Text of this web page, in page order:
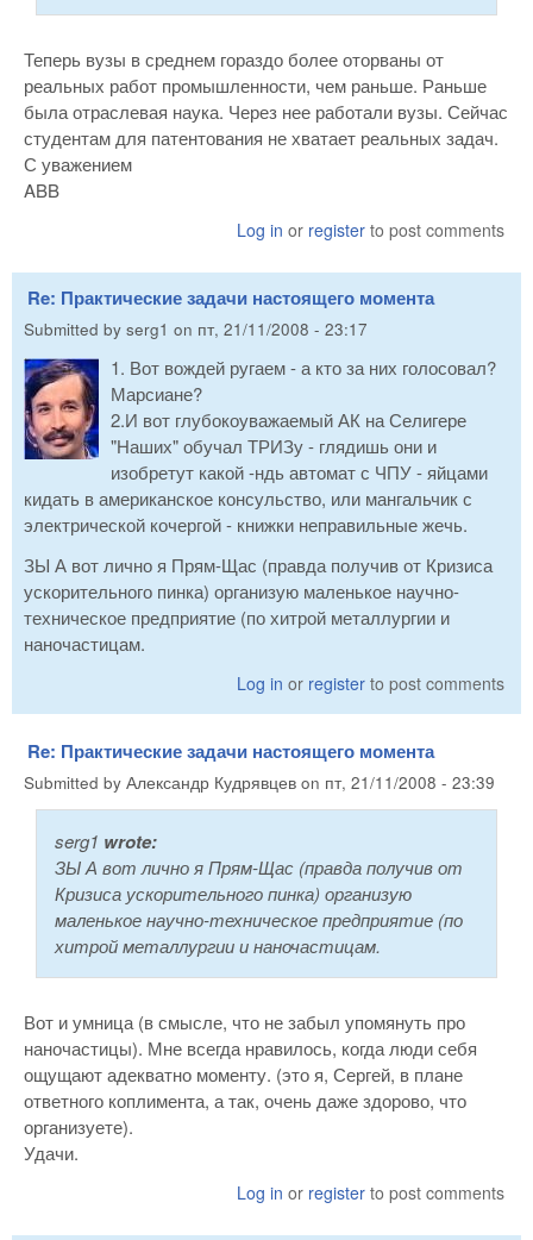
Теперь вузы в среднем гораздо более оторваны от
реальных работ промышленности, чем раньше. Раньше
была отраслевая наука. Через нее работали вузы. Сейчас
студентам для патентования не хватает реальных задач.
С уважением
ABB
Log in or register to post comments
Re: Практические задачи настоящего момента
Submitted by serg1 on пт, 21/11/2008 - 23:17
1. Вот вождей ругаем - а кто за них голосовал?
Марсиане?
2.И вот глубокоуважаемый АК на Селигере
"Наших" обучал ТРИЗу - глядишь они и
изобретут какой -ндь автомат с ЧПУ - яйцами
кидать в американское консульство, или мангальчик с
электрической кочергой - книжки неправильные жечь.
ЗЫ А вот лично я Прям-Щас (правда получив от Кризиса
ускорительного пинка) организую маленькое научно-
техническое предприятие (по хитрой металлургии и
наночастицам.
Log in or register to post comments
Re: Практические задачи настоящего момента
Submitted by Александр Кудрявцев on пт, 21/11/2008 - 23:39
serg1 wrote:
ЗЫ А вот лично я Прям-Щас (правда получив от
Кризиса ускорительного пинка) организую
маленькое научно-техническое предприятие (по
хитрой металлургии и наночастицам.
Вот и умница (в смысле, что не забыл упомянуть про
наночастицы). Мне всегда нравилось, когда люди себя
ощущают адекватно моменту. (это я, Сергей, в плане
ответного коплимента, а так, очень даже здорово, что
организуете).
Удачи.
Log in or register to post comments